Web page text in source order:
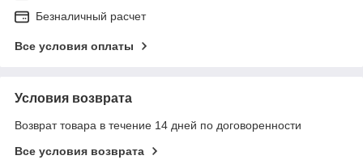
Безналичный расчет
Все условия оплаты
Условия возврата
Возврат товара в течение 14 дней по договоренности
Все условия возврата